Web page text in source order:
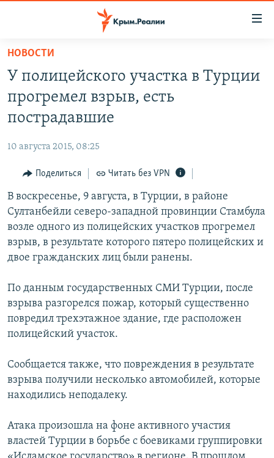
Вернуться
основному
содержанию
Вернутся
главной
навигации
Вернутся
поиску
СПЕЦПРОЕКТЫ
11 ЛЕТ ОККУПАЦИИ КРЫМА. 11 ИСТОРИЙ СОПРОТИВЛЕНИЯ
ВОДА
ЕЩЕ
ИНТЕРАКТИВ
ИНФОГРАФИКА
ТЕЛЕПРОЕКТ КРЫМ.РЕАЛИИ
СОВЕТЫ ПРАВОЗАЩИТНИКОВ
ПРОПАВШИЕ БЕЗ ВЕСТИ
ПОБЕДИТЕЛЕЙ НЕ СУДЯТ?
КРЫМ.НЕПОКОРЕННЫЙ
ELIFBE
РАДІО СВОБОДА
КАК ОБОЙТИ БЛОКИРОВКУ
Українською
Qırımtatar
ПРИСОЕДИНЯЙТЕСЬ!
Все сайты RFE/RL
НОВОСТИ
У полицейского участка в Турции
прогремел взрыв, есть
пострадавшие
10 августа 2015, 08:25
Поделиться Читать без VPN
В воскресенье, 9 августа, в Турции, в районе
Султанбейли северо-западной провинции Стамбула
возле одного из полицейских участков прогремел
взрыв, в результате которого пятеро полицейских и
двое гражданских лиц были ранены.
По данным государственных СМИ Турции, после
взрыва разгорелся пожар, который существенно
повредил трехэтажное здание, где расположен
полицейский участок.
Сообщается также, что повреждения в результате
взрыва получили несколько автомобилей, которые
находились неподалеку.
Атака произошла на фоне активного участия
властей Турции в борьбе с боевиками группировки